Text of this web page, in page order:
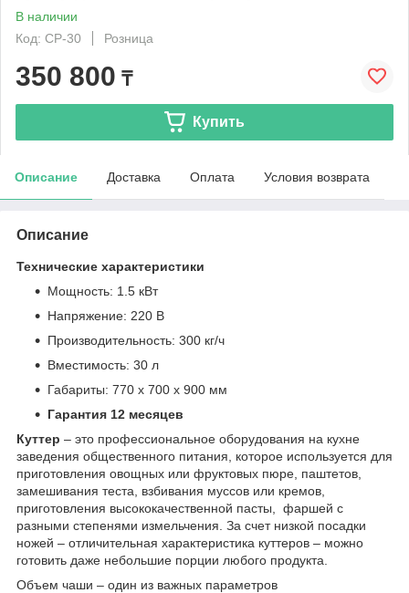
В наличии
Код: CP-30
Розница
350 800 ₸
Купить
Описание Доставка Оплата Условия возврата
Описание
Технические характеристики
Мощность: 1.5 кВт
Напряжение: 220 В
Производительность: 300 кг/ч
Вместимость: 30 л
Габариты: 770 х 700 х 900 мм
Гарантия 12 месяцев
Куттер – это профессиональное оборудования на кухне
заведения общественного питания, которое используется для
приготовления овощных или фруктовых пюре, паштетов,
замешивания теста, взбивания муссов или кремов,
приготовления высококачественной пасты, фаршей с
разными степенями измельчения. За счет низкой посадки
ножей – отличительная характеристика куттеров – можно
готовить даже небольшие порции любого продукта.
Объем чаши – один из важных параметров